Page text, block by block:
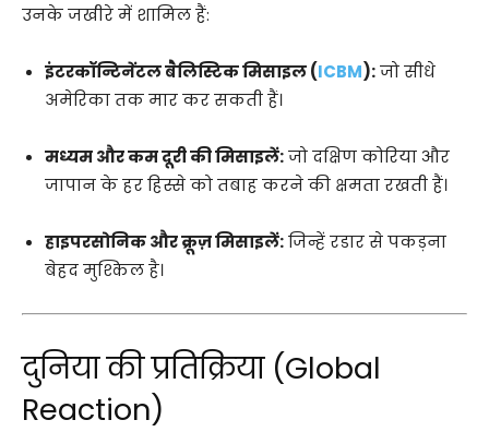
उनके जखीरे में शामिल हैं:
इंटरकॉन्टिनेंटल बैलिस्टिक मिसाइल (ICBM):जो सीधे
अमेरिका तक मार कर सकती हैं।
मध्यम और कम दूरी की मिसाइलें:जो दक्षिण कोरिया और
जापान के हर हिस्से को तबाह करने की क्षमता रखती हैं।
हाइपरसोनिक और क्रूज़ मिसाइलें:जिन्हें रडार से पकड़ना
बेहद मुश्किल है।
दुनिया की प्रतिक्रिया (Global
Reaction)